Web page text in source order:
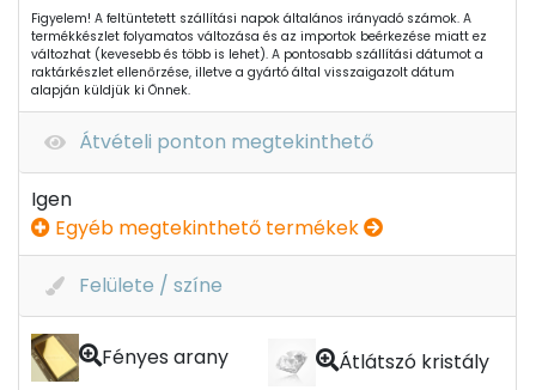
Figyelem! A feltüntetett szállítási napok általános irányadó számok. A
termékkészlet folyamatos változása és az importok beérkezése miatt ez
változhat (kevesebb és több is lehet). A pontosabb szállítási dátumot a
raktárkészlet ellenőrzése, illetve a gyártó által visszaigazolt dátum
alapján küldjük ki Önnek.
Átvételi ponton megtekinthető
Igen
Egyéb megtekinthető termékek
Felülete / színe
Fényes arany Átlátszó kristály